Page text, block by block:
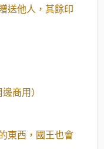
送他人，其餘印
商用）
東西，國王也會